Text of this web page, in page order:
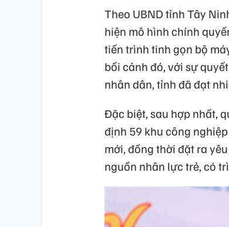
Theo UBND tỉnh Tây
hiện mô hình chính
tiến trình tinh gọn bộ
bối cảnh đó, với sự
nhân dân, tỉnh đã đạt
Đặc biệt, sau hợp nhất,
định 59 khu công
mới, đồng thời đặt ra
nguồn nhân lực trẻ, có